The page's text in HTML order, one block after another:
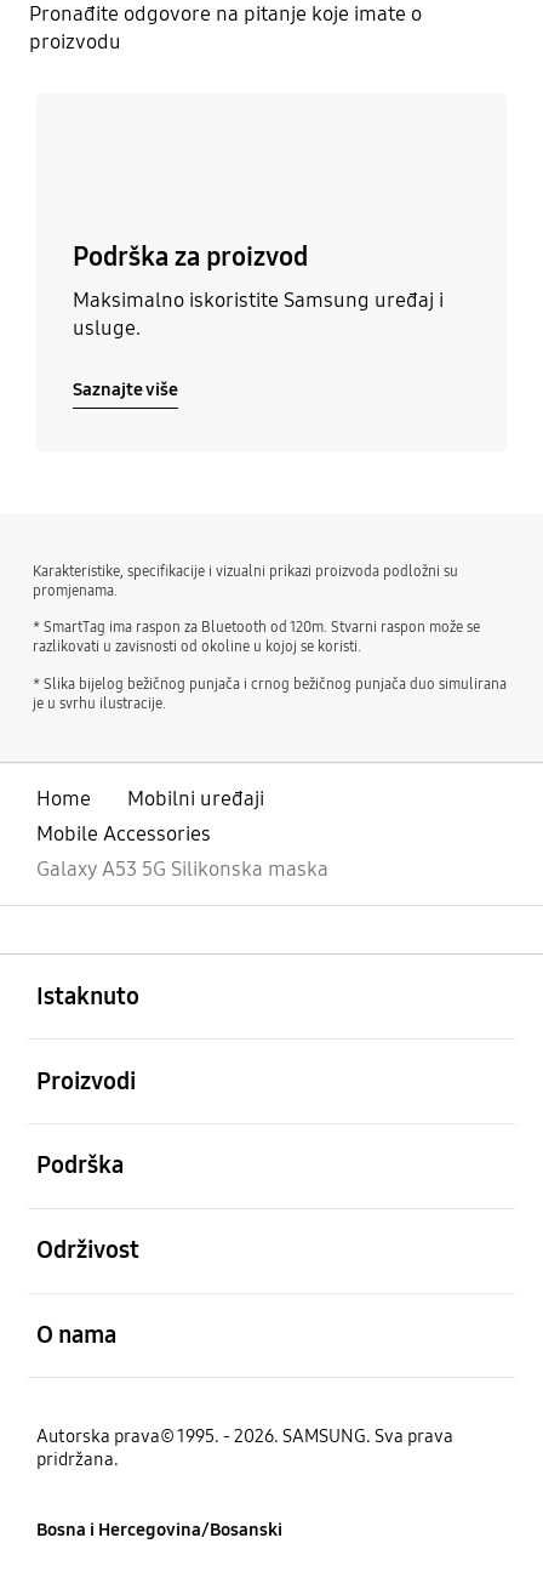
Pronađite odgovore na pitanje koje imate o
proizvodu
Podrška za proizvod
Maksimalno iskoristite Samsung uređaj i
usluge.
Saznajte više
Karakteristike, specifikacije i vizualni prikazi proizvoda podložni su
promjenama.
* SmartTag ima raspon za Bluetooth od 120m. Stvarni raspon može se
razlikovati u zavisnosti od okoline u kojoj se koristi.
* Slika bijelog bežičnog punjača i crnog bežičnog punjača duo simulirana
je u svrhu ilustracije.
Home
Mobilni uređaji
Mobile Accessories
Galaxy A53 5G Silikonska maska
Istaknuto
Proizvodi
Podrška
Održivost
O nama
Autorska prava© 1995. - 2026. SAMSUNG. Sva prava
pridržana.
Bosna i Hercegovina/Bosanski